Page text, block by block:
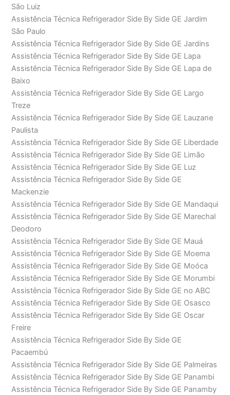
São Luiz
Assistência Técnica Refrigerador Side By Side GE Jardim
São Paulo
Assistência Técnica Refrigerador Side By Side GE Jardins
Assistência Técnica Refrigerador Side By Side GE Lapa
Assistência Técnica Refrigerador Side By Side GE Lapa de
Baixo
Assistência Técnica Refrigerador Side By Side GE Largo
Treze
Assistência Técnica Refrigerador Side By Side GE Lauzane
Paulista
Assistência Técnica Refrigerador Side By Side GE Liberdade
Assistência Técnica Refrigerador Side By Side GE Limão
Assistência Técnica Refrigerador Side By Side GE Luz
Assistência Técnica Refrigerador Side By Side GE
Mackenzie
Assistência Técnica Refrigerador Side By Side GE Mandaqui
Assistência Técnica Refrigerador Side By Side GE Marechal
Deodoro
Assistência Técnica Refrigerador Side By Side GE Mauá
Assistência Técnica Refrigerador Side By Side GE Moema
Assistência Técnica Refrigerador Side By Side GE Moóca
Assistência Técnica Refrigerador Side By Side GE Morumbi
Assistência Técnica Refrigerador Side By Side GE no ABC
Assistência Técnica Refrigerador Side By Side GE Osasco
Assistência Técnica Refrigerador Side By Side GE Oscar
Freire
Assistência Técnica Refrigerador Side By Side GE
Pacaembú
Assistência Técnica Refrigerador Side By Side GE Palmeiras
Assistência Técnica Refrigerador Side By Side GE Panambi
Assistência Técnica Refrigerador Side By Side GE Panamby